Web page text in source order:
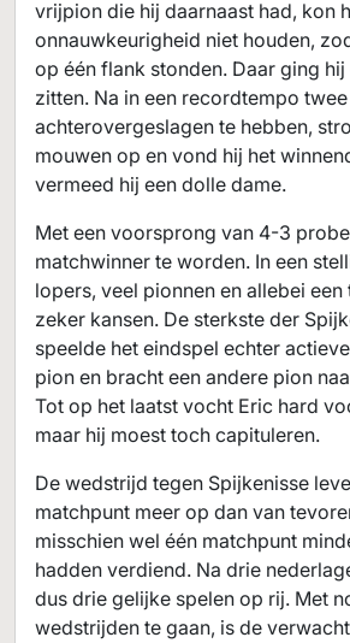
vrijpion die hij daarnaast had, kon
onnauwkeurigheid niet houden,
op één flank stonden. Daar ging
zitten. Na in een recordtempo
achterovergeslagen te hebben,
mouwen op en vond hij het
vermeed hij een dolle dame.
Met een voorsprong van 4-3
matchwinner te worden. In een
lopers, veel pionnen en allebei
zeker kansen. De sterkste der
speelde het eindspel echter
pion en bracht een andere pion
Tot op het laatst vocht Eric hard
maar hij moest toch capituleren.
De wedstrijd tegen Spijkenisse
matchpunt meer op dan van
misschien wel één matchpunt
hadden verdiend. Na drie
dus drie gelijke spelen op rij. Met
wedstrijden te gaan, is de